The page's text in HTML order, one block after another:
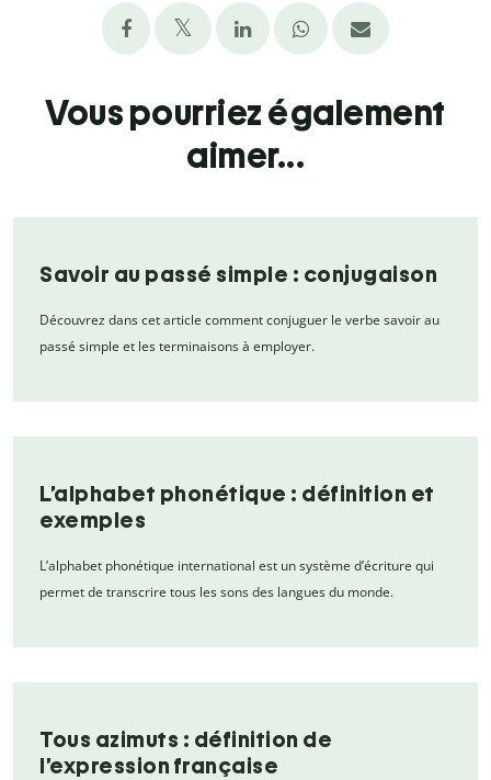
Vous pourriez également
aimer...
Savoir au passé simple : conjugaison
Découvrez dans cet article comment conjuguer le verbe savoir au
passé simple et les terminaisons à employer.
L’alphabet phonétique : définition et
exemples
L’alphabet phonétique international est un système d’écriture qui
permet de transcrire tous les sons des langues du monde.
Tous azimuts : définition de
l’expression française